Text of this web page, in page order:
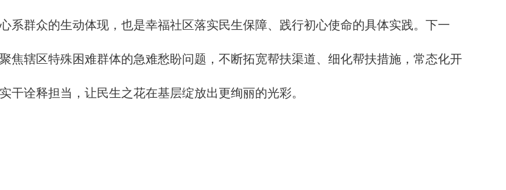
群众的生动体现，也是幸福社区落实民生保障、践行初心使命的具体实践。下一
焦辖区特殊困难群体的急难愁盼问题，不断拓宽帮扶渠道、细化帮扶措施，常态化开
诠释担当，让民生之花在基层绽放出更绚丽的光彩。